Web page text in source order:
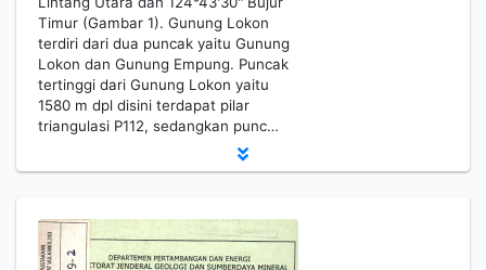
Timur (Gambar 1). Gunung Lokon
terdiri dari dua puncak yaitu Gunung
Lokon dan Gunung Empung. Puncak
tertinggi dari Gunung Lokon yaitu
1580 m dpl disini terdapat pilar
triangulasi P112, sedangkan punc…